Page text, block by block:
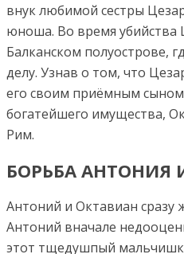
внук любимой сестры
юноша. Во время убийства
Балканском полуострове,
делу. Узнав о том, что
его своим приёмным
богатейшего имущества,
Рим.
БОРЬБА АНТОНИЯ
Антоний и Октавиан сразу
Антоний вначале
этот тщедушпый